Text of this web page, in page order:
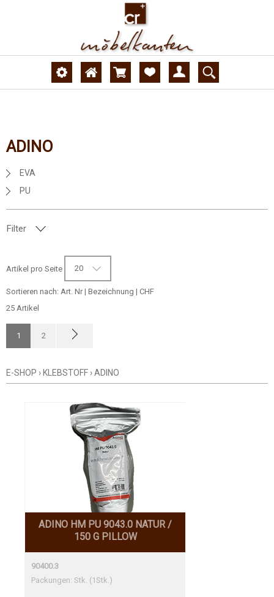
ADINO
EVA
PU
Filter
WARENGRUPPE
Artikel pro Seite 20
Sortieren nach: Art. Nr | Bezeichnung | CHF
25 Artikel
1 2
E-SHOP › KLEBSTOFF ›ADINO
ADINO HM PU 9043.0 NATUR /
150 G PILLOW
90400.3
Packungen: Stk. (1Stk.)